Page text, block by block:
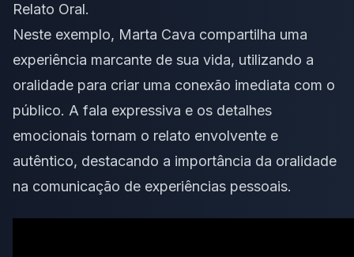
Relato Oral.
Neste exemplo, Marta Cava compartilha uma
experiência marcante de sua vida, utilizando a
oralidade para criar uma conexão imediata com o
público. A fala expressiva e os detalhes
emocionais tornam o relato envolvente e
autêntico, destacando a importância da oralidade
na comunicação de experiências pessoais.